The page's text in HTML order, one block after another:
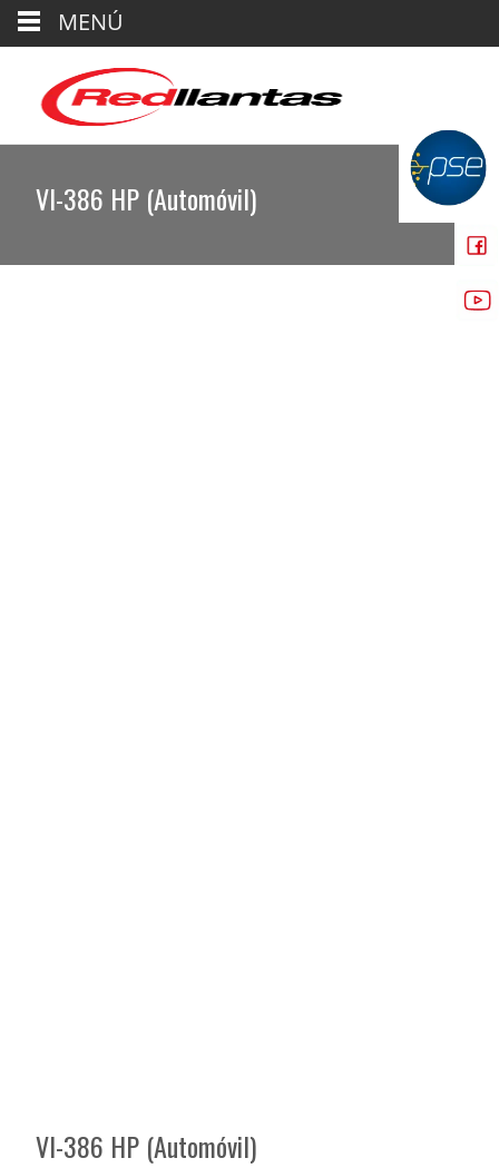
VI-386 HP (Automóvil)
VI-386 HP (Automóvil)
MENÚ